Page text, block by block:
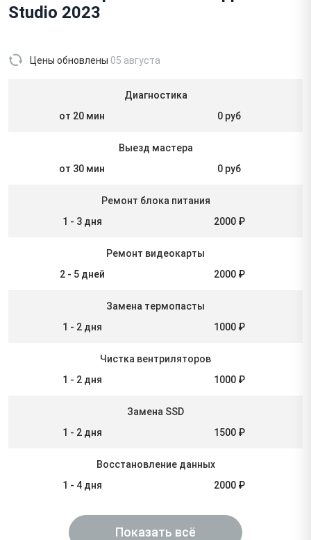
Studio 2023
Цены обновлены 05 августа
Диагностика
от 20 мин
0 руб
Выезд мастера
от 30 мин
0 руб
Ремонт блока питания
1 - 3 дня
2000 ₽
Ремонт видеокарты
2 - 5 дней
2000 ₽
Замена термопасты
1 - 2 дня
1000 ₽
Чистка вентриляторов
1 - 2 дня
1000 ₽
Замена SSD
1 - 2 дня
1500 ₽
Восстановление данных
1 - 4 дня
2000 ₽
Показать всё